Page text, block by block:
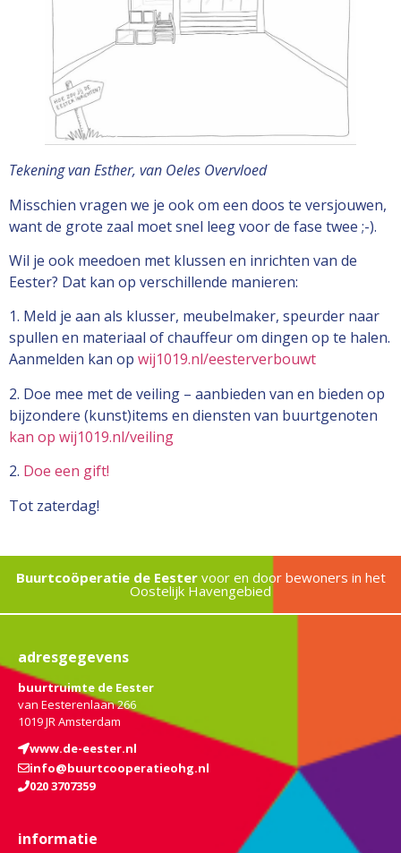
Tekening van Esther, van Oeles Overvloed
Misschien vragen we je ook om een doos te versjouwen,
want de grote zaal moet snel leeg voor de fase twee ;-).
Wil je ook meedoen met klussen en inrichten van de
Eester? Dat kan op verschillende manieren:
1. Meld je aan als klusser, meubelmaker, speurder naar
spullen en materiaal of chauffeur om dingen op te halen.
Aanmelden kan op wij1019.nl/eesterverbouwt
2. Doe mee met de veiling – aanbieden van en bieden op
bijzondere (kunst)items en diensten van buurtgenoten
kan op wij1019.nl/veiling
2. Doe een gift!
Tot zaterdag!
Buurtcoöperatie de Eestervoor en door bewoners in het
Oostelijk Havengebied
adresgegevens
buurtruimte de Eester
van Eesterenlaan 266
1019 JR Amsterdam
www.de-eester.nl
info@buurtcooperatieohg.nl
020 3707359
informatie